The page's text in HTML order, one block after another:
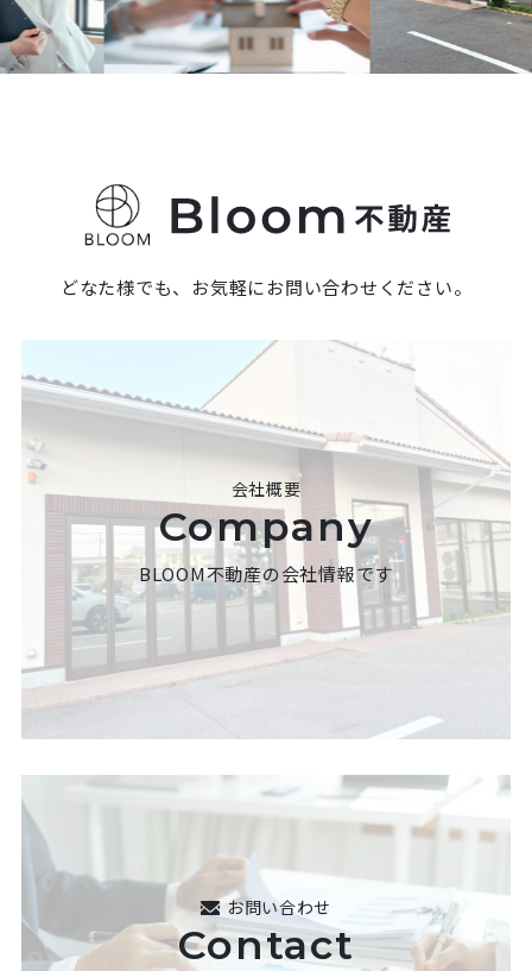
どなた様でも、お気軽にお問い合わせください。
会社概要
Company
BLOOM不動産の会社情報です
お問い合わせ
Contact